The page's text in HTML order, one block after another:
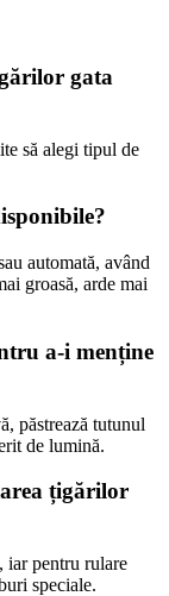
gata
să alegi tipul de
automată, având
groasă, arde mai
a-i menține
păstrează tutunul
de lumină.
țigărilor
iar pentru rulare
speciale.